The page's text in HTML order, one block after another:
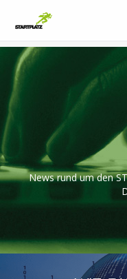
News rund um den